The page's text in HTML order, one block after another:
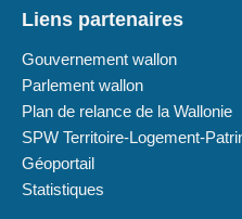
Liens partenaires
Gouvernement wallon
Parlement wallon
Plan de relance de la Wallonie
SPW Territoire-Logement-
Géoportail
Statistiques